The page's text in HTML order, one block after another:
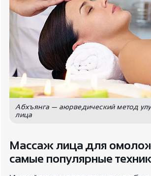
Абхъянга — аюрведический метод
лица
Массаж лица для
самые популярные